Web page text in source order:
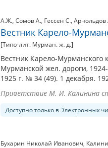
А.Ж., Сомов А., Гессен С., Арнольдов
Вестник Карело-
[Типо-лит. Мурман. ж. д.]
Вестник Карело-
Мурманской жел. дороги,
1925 г. № 34 (49). 1 декабря.
Приветствие М. И. Калинина
Доступно только в Электронных
Бухарин Николай Иванович,